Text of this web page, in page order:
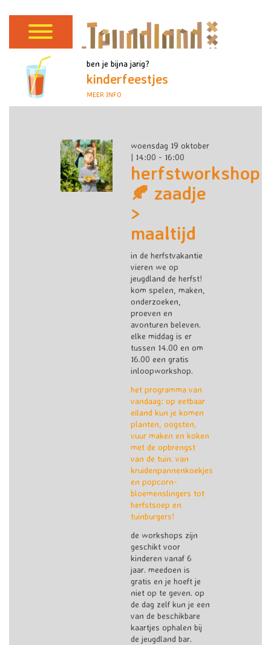
ben je bijna jarig?
kinderfeestjes
MEER INFO
woensdag 19 oktober
| 14:00 - 16:00
herfstworkshop
🍂 zaadje
>
maaltijd
in de herfstvakantie
vieren we op
jeugdland de herfst!
kom spelen, maken,
onderzoeken,
proeven en
avonturen beleven.
elke middag is er
tussen 14.00 en om
16.00 een gratis
inloopworkshop.
het programma van
vandaag: op eetbaar
eiland kun je komen
planten, oogsten,
vuur maken en koken
met de opbrengst
van de tuin. van
kruidenpannenkoekjes
en popcorn-
bloemenslingers tot
herfstsoep en
tuinburgers!
de workshops zijn
geschikt voor
kinderen vanaf 6
jaar. meedoen is
gratis en je hoeft je
niet op te geven. op
de dag zelf kun je een
van de beschikbare
kaartjes ophalen bij
de jeugdland bar.